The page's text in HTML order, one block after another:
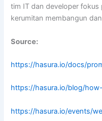
tim IT dan developer
kerumitan membangun
Source:
https://hasura.io/docs/
https://hasura.io/blog/
https://hasura.io/events/